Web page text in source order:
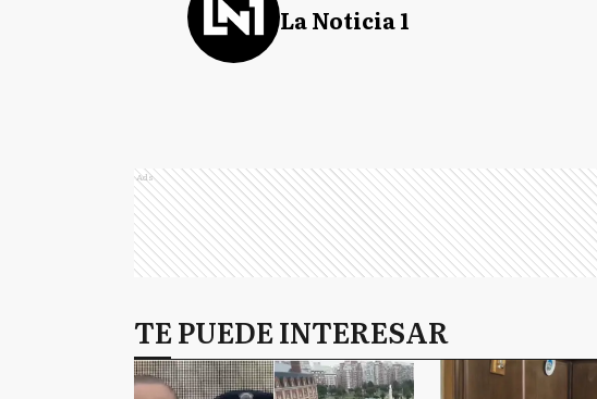
La Noticia 1
Ads
TE PUEDE INTERESAR